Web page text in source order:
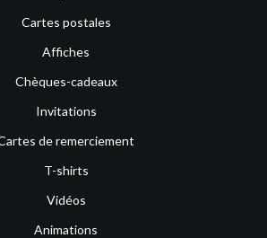
Cartes postales
Affiches
Chèques-cadeaux
Invitations
de remerciement
T-shirts
Vidéos
Animations